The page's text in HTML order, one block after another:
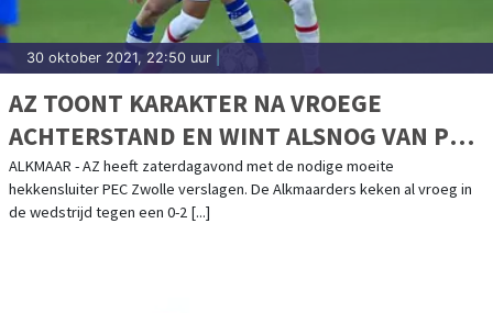
30 oktober 2021, 22:50 uur
AZ TOONT KARAKTER NA VROEGE
ACHTERSTAND EN WINT ALSNOG VAN PEC
ZWOLLE
ALKMAAR - AZ heeft zaterdagavond met de nodige moeite
hekkensluiter PEC Zwolle verslagen. De Alkmaarders keken al vroeg in
de wedstrijd tegen een 0-2 [...]